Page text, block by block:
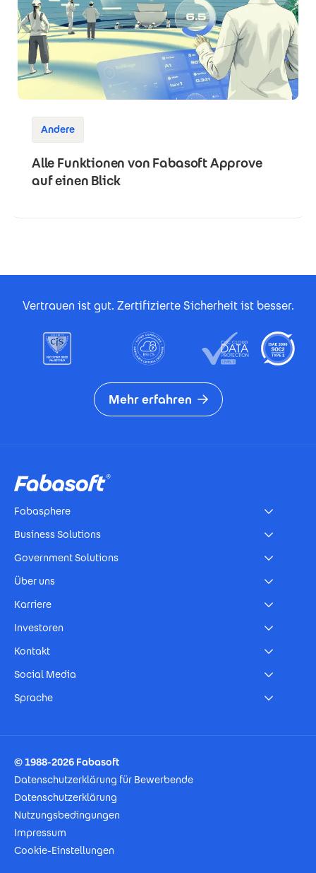
Andere
Alle Funktionen von Fabasoft Approve
auf einen Blick
Vertrauen ist gut. Zertifizierte Sicherheit ist besser.
Mehr erfahren
Fabasphere
Business Solutions
Government Solutions
Über uns
Karriere
Investoren
Kontakt
Social Media
Sprache
© 1988-2026 Fabasoft
Datenschutzerklärung für Bewerbende
Datenschutzerklärung
Nutzungsbedingungen
Impressum
Cookie-Einstellungen